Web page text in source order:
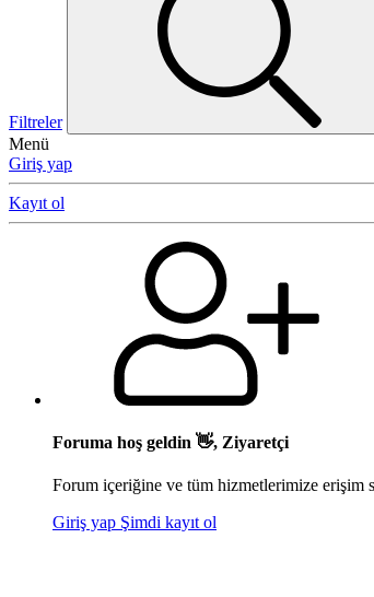
Filtreler
Menü
Giriş yap
Kayıt ol
Foruma hoş geldin 👋, Ziyaretçi
Forum içeriğine ve tüm hizmetlerimize erişim
Giriş yap Şimdi kayıt ol